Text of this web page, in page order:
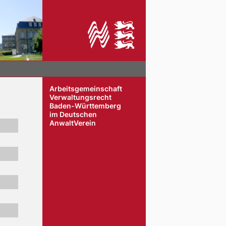
Arbeitsgemeinschaft
Verwaltungsrecht
Baden-Württemberg
im Deutschen
AnwaltVerein